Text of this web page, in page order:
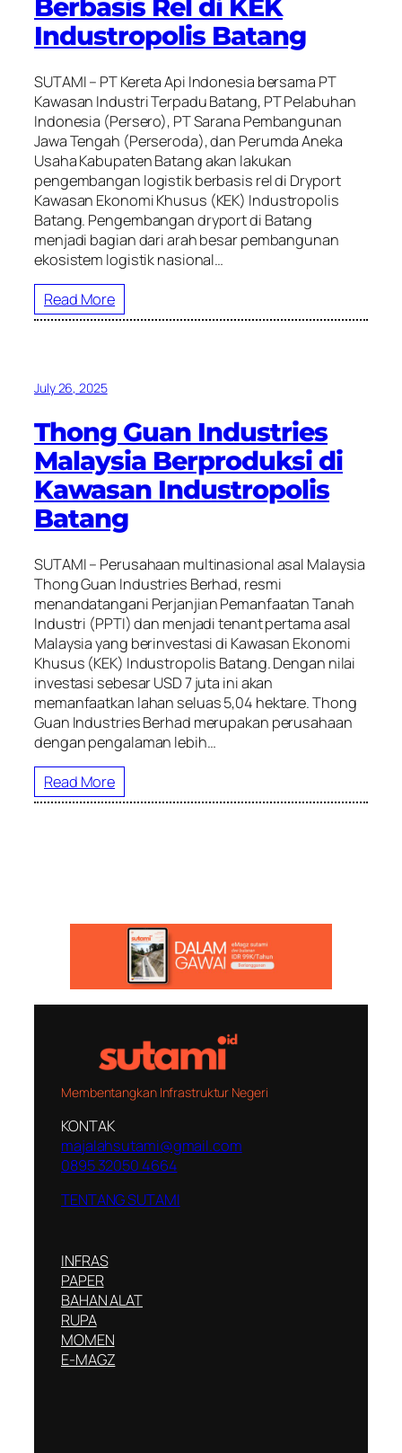
Berbasis Rel di KEK
Industropolis Batang
SUTAMI – PT Kereta Api Indonesia bersama PT
Kawasan Industri Terpadu Batang, PT Pelabuhan
Indonesia (Persero), PT Sarana Pembangunan
Jawa Tengah (Perseroda), dan Perumda Aneka
Usaha Kabupaten Batang akan lakukan
pengembangan logistik berbasis rel di Dryport
Kawasan Ekonomi Khusus (KEK) Industropolis
Batang. Pengembangan dryport di Batang
menjadi bagian dari arah besar pembangunan
ekosistem logistik nasional…
Read More
July 26, 2025
Thong Guan Industries
Malaysia Berproduksi di
Kawasan Industropolis
Batang
SUTAMI – Perusahaan multinasional asal Malaysia
Thong Guan Industries Berhad, resmi
menandatangani Perjanjian Pemanfaatan Tanah
Industri (PPTI) dan menjadi tenant pertama asal
Malaysia yang berinvestasi di Kawasan Ekonomi
Khusus (KEK) Industropolis Batang. Dengan nilai
investasi sebesar USD 7 juta ini akan
memanfaatkan lahan seluas 5,04 hektare. Thong
Guan Industries Berhad merupakan perusahaan
dengan pengalaman lebih…
Read More
Membentangkan Infrastruktur Negeri
KONTAK
majalahsutami@gmail.com
0895 32050 4664
TENTANG SUTAMI
INFRAS
PAPER
BAHAN ALAT
RUPA
MOMEN
E-MAGZ